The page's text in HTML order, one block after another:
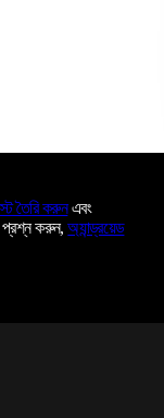
তৈরি করুনএবং
প্রশ্ন করুন,অ্যান্ড্রয়েড